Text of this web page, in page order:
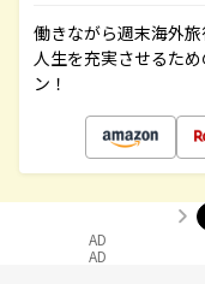
働きながら週末海外
人生を充実させるた
ン！
AD
AD